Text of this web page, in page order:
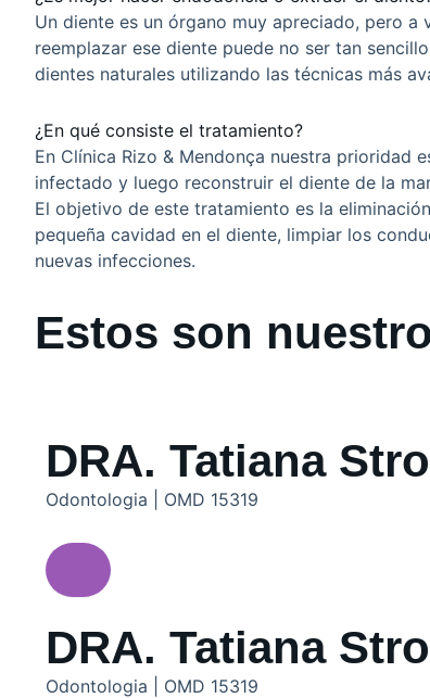
Un diente es un órgano muy apreciado, pero
reemplazar ese diente puede no ser tan
dientes naturales utilizando las técnicas más
¿En qué consiste el tratamiento?
En Clínica Rizo & Mendonça nuestra prioridad
infectado y luego reconstruir el diente de la
El objetivo de este tratamiento es la
pequeña cavidad en el diente, limpiar los
nuevas infecciones.
Estos son
DRA. Tatiana
Odontologia | OMD 15319
DRA. Tatiana
Odontologia | OMD 15319